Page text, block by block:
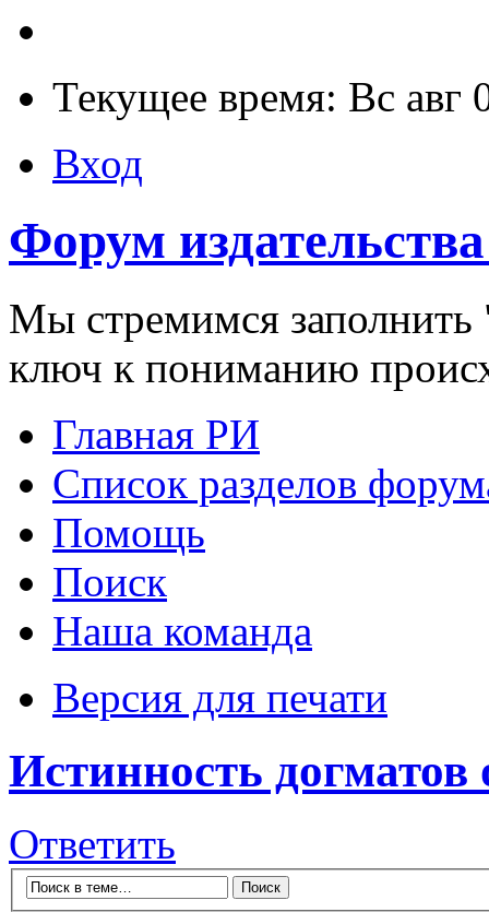
Текущее время: Вс авг
Вход
Форум
Мы стремимся заполнить
ключ к пониманию
Главная РИ
Список разделов
Помощь
Поиск
Наша команда
Версия для печати
Истинность догматов
Ответить